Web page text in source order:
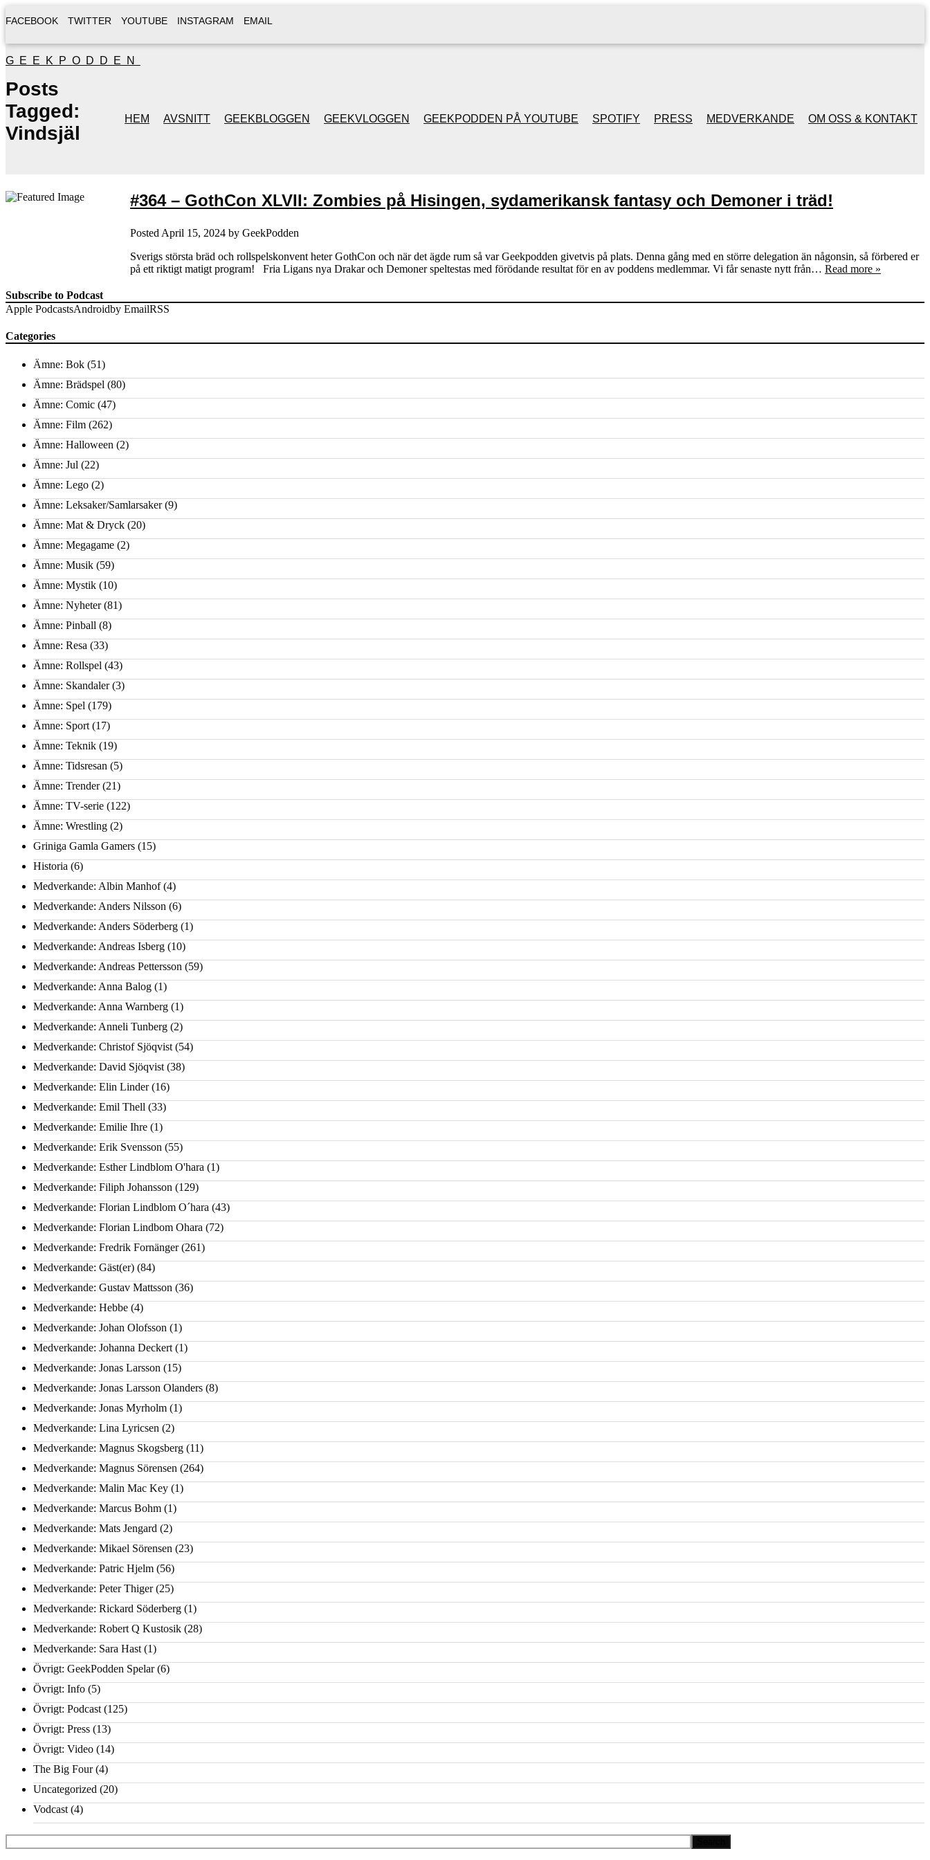
FACEBOOK TWITTER YOUTUBE INSTAGRAM EMAIL
GEEKPODDEN
HEM AVSNITT GEEKBLOGGEN GEEKVLOGGEN GEEKPODDEN PÅ YOUTUBE
GAMING MED MICKE
GEEKPODDENS
SPOTIFY PRESS MEDVERKANDE OM OSS & KONTAKT
Posts
Tagged:
Vindsjäl
#364 – GothCon XLVII: Zombies på Hisingen, sydamerikansk fantasy och Demoner i träd!
Posted April 15, 2024 by GeekPodden
Sverigs största bräd och rollspelskonvent heter GothCon och när det ägde rum så var Geekpodden givetvis på plats. Denna gång med en större delegation än någonsin, så förbered er
på ett riktigt matigt program! Fria Ligans nya Drakar och Demoner speltestas med förödande resultat för en av poddens medlemmar. Vi får senaste nytt från… Read more »
Subscribe to Podcast
Apple PodcastsAndroidby EmailRSS
Categories
Ämne: Bok (51)
Ämne: Brädspel (80)
Ämne: Comic (47)
Ämne: Film (262)
Ämne: Halloween (2)
Ämne: Jul (22)
Ämne: Lego (2)
Ämne: Leksaker/Samlarsaker(9)
Ämne: Mat & Dryck (20)
Ämne: Megagame (2)
Ämne: Musik (59)
Ämne: Mystik (10)
Ämne: Nyheter(81)
Ämne: Pinball (8)
Ämne: Resa (33)
Ämne: Rollspel (43)
Ämne: Skandaler(3)
Ämne: Spel (179)
Ämne: Sport (17)
Ämne: Teknik (19)
Ämne: Tidsresan (5)
Ämne: Trender(21)
Ämne: TV-serie (122)
Ämne: Wrestling (2)
Griniga Gamla Gamers (15)
Historia (6)
Medverkande: Albin Manhof(4)
Medverkande: Anders Nilsson (6)
Medverkande: Anders Söderberg (1)
Medverkande: Andreas Isberg (10)
Medverkande: Andreas Pettersson (59)
Medverkande: Anna Balog (1)
Medverkande: Anna Warnberg (1)
Medverkande: Anneli Tunberg (2)
Medverkande: Christof Sjöqvist (54)
Medverkande: David Sjöqvist (38)
Medverkande: Elin Linder(16)
Medverkande: Emil Thell (33)
Medverkande: Emilie Ihre (1)
Medverkande: Erik Svensson (55)
Medverkande: Esther Lindblom O'hara (1)
Medverkande: Filiph Johansson (129)
Medverkande: Florian Lindblom O´hara (43)
Medverkande: Florian Lindbom Ohara (72)
Medverkande: Fredrik Fornänger(261)
Medverkande: Gäst(er) (84)
Medverkande: Gustav Mattsson (36)
Medverkande: Hebbe (4)
Medverkande: Johan Olofsson (1)
Medverkande: Johanna Deckert (1)
Medverkande: Jonas Larsson (15)
Medverkande: Jonas Larsson Olanders (8)
Medverkande: Jonas Myrholm (1)
Medverkande: Lina Lyricsen (2)
Medverkande: Magnus Skogsberg (11)
Medverkande: Magnus Sörensen (264)
Medverkande: Malin Mac Key (1)
Medverkande: Marcus Bohm (1)
Medverkande: Mats Jengard (2)
Medverkande: Mikael Sörensen (23)
Medverkande: Patric Hjelm (56)
Medverkande: Peter Thiger(25)
Medverkande: Rickard Söderberg (1)
Medverkande: Robert Q Kustosik (28)
Medverkande: Sara Hast (1)
Övrigt: GeekPodden Spelar(6)
Övrigt: Info (5)
Övrigt: Podcast (125)
Övrigt: Press (13)
Övrigt: Video (14)
The Big Four(4)
Uncategorized (20)
Vodcast (4)